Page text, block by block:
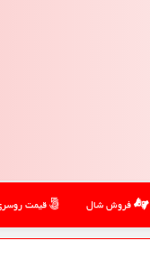
فروش شال قیمت